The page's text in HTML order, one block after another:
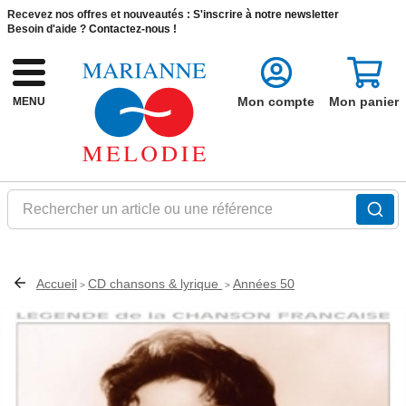
Recevez nos offres et nouveautés : S'inscrire à notre newsletter
Besoin d'aide ? Contactez-nous !
MENU
Rechercher un article ou une référence
Mon compte Mon panier
Accueil > CD chansons & lyrique > Années 50